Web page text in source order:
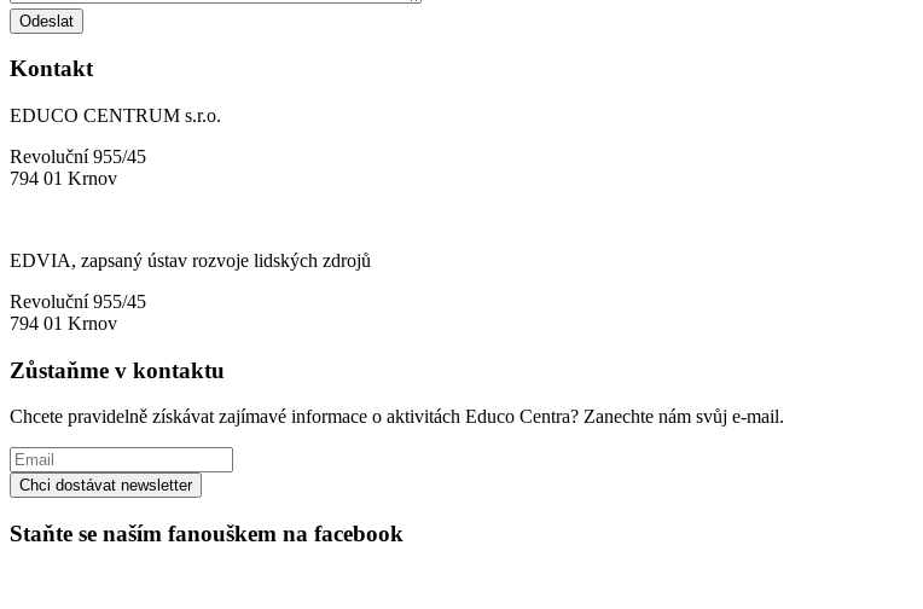
Kontakt
EDUCO CENTRUM s.r.o.
Revoluční 955/45
794 01 Krnov
EDVIA, zapsaný ústav rozvoje lidských zdrojů
Revoluční 955/45
794 01 Krnov
Zůstaňme v kontaktu
Chcete pravidelně získávat zajímavé informace o aktivitách Educo Centra? Zanechte nám svůj e-mail.
Staňte se naším fanouškem na facebook